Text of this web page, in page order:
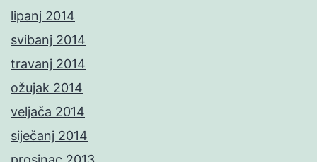
lipanj 2014
svibanj 2014
travanj 2014
ožujak 2014
veljača 2014
siječanj 2014